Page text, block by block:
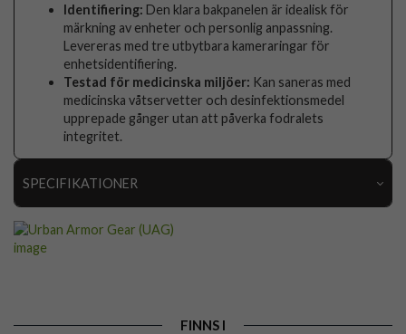
Identifiering: Den klara bakpanelen är idealisk för
märkning av enheter och personlig anpassning.
Levereras med tre utbytbara kameraringar för
enhetsidentifiering.
Testad för medicinska miljöer: Kan saneras med
medicinska våtservetter och desinfektionsmedel
upprepade gånger utan att påverka fodralets
integritet.
SPECIFIKATIONER
Artikelnummer
Passar till
Pennhållare, Sov/Vakna funktion,
FINNS I